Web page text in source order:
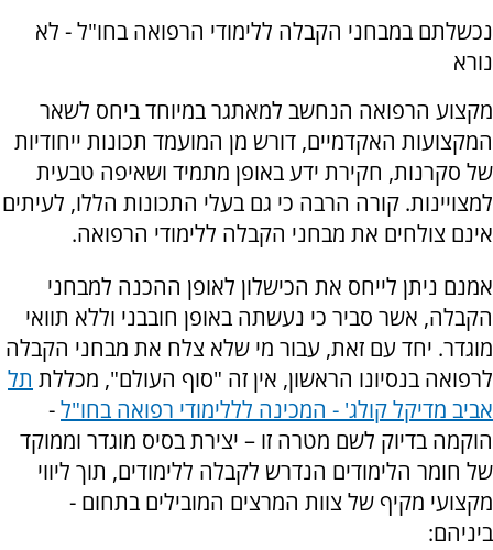
נכשלתם במבחני הקבלה ללימודי הרפואה בחו"ל - לא
נורא
מקצוע הרפואה הנחשב למאתגר במיוחד ביחס לשאר
המקצועות האקדמיים, דורש מן המועמד תכונות ייחודיות
של סקרנות, חקירת ידע באופן מתמיד ושאיפה טבעית
למצויינות. קורה הרבה כי גם בעלי התכונות הללו, לעיתים
אינם צולחים את מבחני הקבלה ללימודי הרפואה.
אמנם ניתן לייחס את הכישלון לאופן ההכנה למבחני
הקבלה, אשר סביר כי נעשתה באופן חובבני וללא תוואי
מוגדר. יחד עם זאת, עבור מי שלא צלח את מבחני הקבלה
לרפואה בנסיונו הראשון, אין זה "סוף העולם", מכללת תל
אביב מדיקל קולג' - המכינה לללימודי רפואה בחו"ל-
הוקמה בדיוק לשם מטרה זו – יצירת בסיס מוגדר וממוקד
של חומר הלימודים הנדרש לקבלה ללימודים, תוך ליווי
מקצועי מקיף של צוות המרצים המובילים בתחום -
ביניהם: